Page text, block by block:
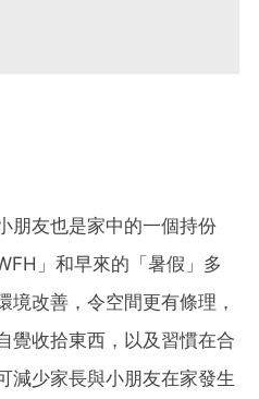
朋友也是家中的一個持份
」和早來的「暑假」多
境改善，令空間更有條理，
覺收拾東西，以及習慣在合
減少家長與小朋友在家發生